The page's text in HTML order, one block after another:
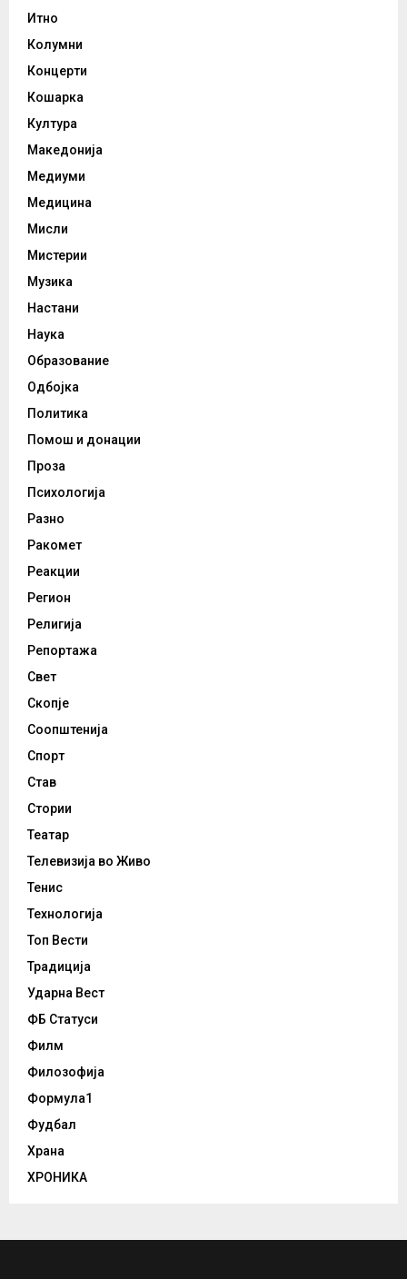
Итно
Колумни
Концерти
Кошарка
Култура
Македонија
Медиуми
Медицина
Мисли
Мистерии
Музика
Настани
Наука
Образование
Одбојка
Политика
Помош и донации
Проза
Психологија
Разно
Ракомет
Реакции
Регион
Религија
Репортажа
Свет
Скопје
Соопштенија
Спорт
Став
Стории
Театар
Телевизија во Живо
Тенис
Технологија
Топ Вести
Традиција
Ударна Вест
ФБ Статуси
Филм
Филозофија
Формула1
Фудбал
Храна
ХРОНИКА